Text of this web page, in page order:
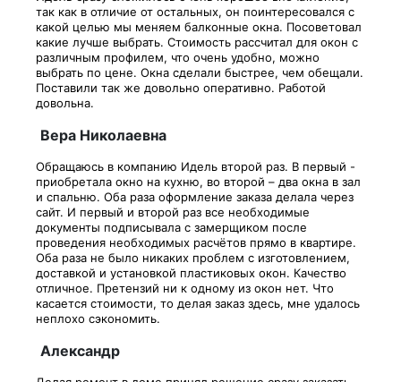
так как в отличие от остальных, он поинтересовался с
какой целью мы меняем балконные окна. Посоветовал
какие лучше выбрать. Стоимость рассчитал для окон с
различным профилем, что очень удобно, можно
выбрать по цене. Окна сделали быстрее, чем обещали.
Поставили так же довольно оперативно. Работой
довольна.
Вера Николаевна
Обращаюсь в компанию Идель второй раз. В первый -
приобретала окно на кухню, во второй – два окна в зал
и спальню. Оба раза оформление заказа делала через
сайт. И первый и второй раз все необходимые
документы подписывала с замерщиком после
проведения необходимых расчётов прямо в квартире.
Оба раза не было никаких проблем с изготовлением,
доставкой и установкой пластиковых окон. Качество
отличное. Претензий ни к одному из окон нет. Что
касается стоимости, то делая заказ здесь, мне удалось
неплохо сэкономить.
Александр